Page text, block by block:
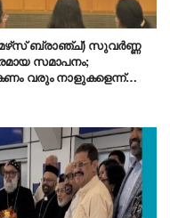
ബ്രാഞ്ച്) സുവർണ്ണ
സമാപനം;
വരും നാളുകളെന്ന്